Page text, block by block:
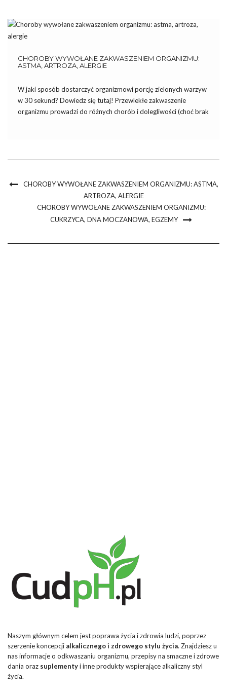
CHOROBY WYWOŁANE ZAKWASZENIEM ORGANIZMU:
ASTMA, ARTROZA, ALERGIE
W jaki sposób dostarczyć organizmowi porcję zielonych warzyw
w 30 sekund? Dowiedz się tutaj! Przewlekłe zakwaszenie
organizmu prowadzi do różnych chorób i dolegliwości (choć brak
CHOROBY WYWOŁANE ZAKWASZENIEM ORGANIZMU: ASTMA,
ARTROZA, ALERGIE
CHOROBY WYWOŁANE ZAKWASZENIEM ORGANIZMU:
CUKRZYCA, DNA MOCZANOWA, EGZEMY
Naszym głównym celem jest poprawa życia i zdrowia ludzi, poprzez
szerzenie koncepcji alkalicznego i zdrowego stylu życia. Znajdziesz u
nas informacje o odkwaszaniu organizmu, przepisy na smaczne i zdrowe
dania oraz suplementyi inne produkty wspierające alkaliczny styl
życia.